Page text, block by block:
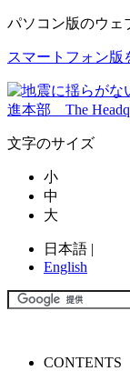
パソコン版のウェ
スマートフォン版
文字のサイズ
小
中
大
日本語 |
English
CONTENTS